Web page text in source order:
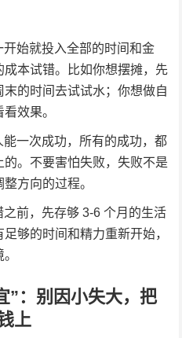
开始就投入全部的时间和金
本试错。比如你想摆摊，先
的时间去试试水；你想做自
效果。
能一次成功，所有的成功，都
。不要害怕失败，失败不是
方向的过程。
之前，先存够 3-6 个月的生活
够的时间和精力重新开始，
”：别因小失大，把
上